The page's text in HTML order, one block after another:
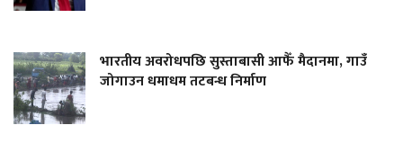
भारतीय अवरोधपछि सुस्ताबासी आफैँ मैदानमा, गाउँ
जोगाउन धमाधम तटबन्ध निर्माण